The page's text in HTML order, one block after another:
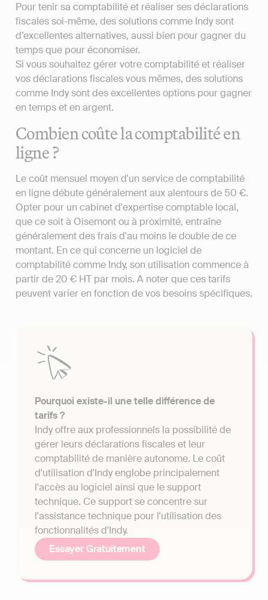
Pour tenir sa comptabilité et réaliser ses déclarations
fiscales soi-même, des solutions comme Indy sont
d’excellentes alternatives, aussi bien pour gagner du
temps que pour économiser.
Si vous souhaitez gérer votre comptabilité et réaliser
vos déclarations fiscales vous mêmes, des solutions
comme Indy sont des excellentes options pour gagner
en temps et en argent.
Combien coûte la comptabilité en
ligne ?
Le coût mensuel moyen d'un service de comptabilité
en ligne débute généralement aux alentours de 50 €.
Opter pour un cabinet d'expertise comptable local,
que ce soit à Oisemont ou à proximité, entraîne
généralement des frais d'au moins le double de ce
montant. En ce qui concerne un logiciel de
comptabilité comme Indy, son utilisation commence à
partir de 20 € HT par mois. A noter que ces tarifs
peuvent varier en fonction de vos besoins spécifiques.
Pourquoi existe-il une telle différence de
tarifs ?
Indy offre aux professionnels la possibilité de
gérer leurs déclarations fiscales et leur
comptabilité de manière autonome. Le coût
d'utilisation d'Indy englobe principalement
l'accès au logiciel ainsi que le support
technique. Ce support se concentre sur
l'assistance technique pour l'utilisation des
fonctionnalités d'Indy.
Essayer Gratuitement